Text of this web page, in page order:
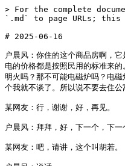
> For the complete documentation index, see [llms.txt](https://www.huchenfeng.live/llms.txt). Markdown versions of documentation pages are available by appending `.md` to page URLs; this page is available as [Markdown](https://www.huchenfeng.live/2025-nian-06-yue/2025-06-16.md).

# 2025-06-16

户晨风：你住的这个商品房啊，它是按照商品房的设计标准来设计的。比如说电梯的这个配比啊，商品房里面不允许有商业，你比如说搞个什么蛋糕店，搞个按摩店，这个是不允许的。你包括商品房，我们住的这个叫商品房，里面水电的价格都是按照民用的标准来的。你包括阳台的设置啊，你知道公寓很多公寓它是没有办法开窗户的，不让开。为什么？因为公寓不是按照民用房的设计来设计的，它是商用的，它是开不了窗户的，不允许有明火。你在家可能不用明火吗？那不可能电磁炉吗？电磁炉没法用，我跟你讲。你包括公寓里面干什么的都有，哎呀，没法住，人员杂得很，杂得很。那就是个步行街，说白了把步行街摞起来，没法住人的。再高档的公寓都不行，那除非特别特别高档，那个我就不谈了。所以说不要去住公寓，你闲得蛋疼了你去公寓里面看看你就知道了，都没法住。

某网友：行，谢谢，好，再见。

户晨风：拜拜，好，下一个，下一个不急，我看下一个连谁。

某网友：吧，请讲，这个叫胡若。

户晨风：说话。

某网友：喂，你好，能听到吗？讲啊，想跟你聊聊天，就是我今年21岁，然后我在18岁的时候确诊了双向情感障碍。

户晨风：好，再见，下一个。

某网友：下一个，你好，哲学家，请讲。

户晨风：哲学家，你好，说。

某网友：我想问一下，为什么有那么多人骂你？就是我看了也很多网上的视频。

户晨风：那我不清楚啊，就是观点不一样很正常，就是咱们做人得有包容性，对吧？你不喜欢我的观点，我觉得很正常，你不看就行了，拉黑我或者上麦跟我聊一聊，我多喜欢你。

某网友：那这个我就不清楚了，我只能说管好我自己。所以说就是说有一小部分人吧，没有包容性，他只希望别人包容自己，但是呢自己呢一点都没有办法包容别人。你跟我观点不一样很正常，很正常吧？你要么不看，你要么上麦聊一聊，直接骂直接攻击就没意思了。有没有可能是他们逻辑性还不够强？

户晨风：具体什么原因我不清楚，我也不揣测情况，就这么个情况，明白。我想问一下下一个。

某网友：666我的宝，说话，666我的宝，666我的宝，喂喂，666喂。

户晨风：嗯，这个下一个啊，下一个，嗯好，别着急啊别着急，我看下一个连谁啊。

某网友：叫嗯浪子说话，浪子，浪子，浪子。喂，哈喽，讲，嗯，我想问一下，前两天我看到一个视频，讲的是环卫女工人月薪只有1400块钱，然后她整个人也是说生活很不容易的。

户晨风：我不知道你说的是否属实。

某网友：是属实的，就是前两天的视频。

户晨风：我不知道啊，然后当时我就觉得她这个工资肯定不是1400块钱，不可能这么少，肯定是中间有好几层外包公司。

某网友：工业双羊水说话。

户晨风：工业双羊水，为什么一个直播间可以允许骂人的话呢？

某网友：什么意思？就是我怎么看那么多的切片，非常多人骂。

户晨风：你呢？骂人的还是很少的，只不过这个切片切出来之后，骂人的看的人多而已。那你就允许骂人吗？

某网友：不允许，肯定不允许，你骂人的话我是会挂掉的。

户晨风：对于我讨论一个问题，你老说以色列跟巴勒斯坦，为什么是你说你是说那个哈马斯呢？但我记得哈马斯不是他的合法政府吧？是这样的，就是巴是不承认哈的，巴是不承认哈的。所以说有些人我不知道为什么竟然站哈，巴都不